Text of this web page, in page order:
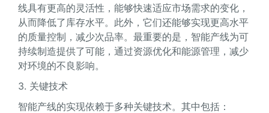
线具有更高的灵活性，能够快速适应市场需求的变化，
从而降低了库存水平。此外，它们还能够实现更高水平
的质量控制，减少次品率。最重要的是，智能产线为可
持续制造提供了可能，通过资源优化和能源管理，减少
对环境的不良影响。
3. 关键技术
智能产线的实现依赖于多种关键技术。其中包括：